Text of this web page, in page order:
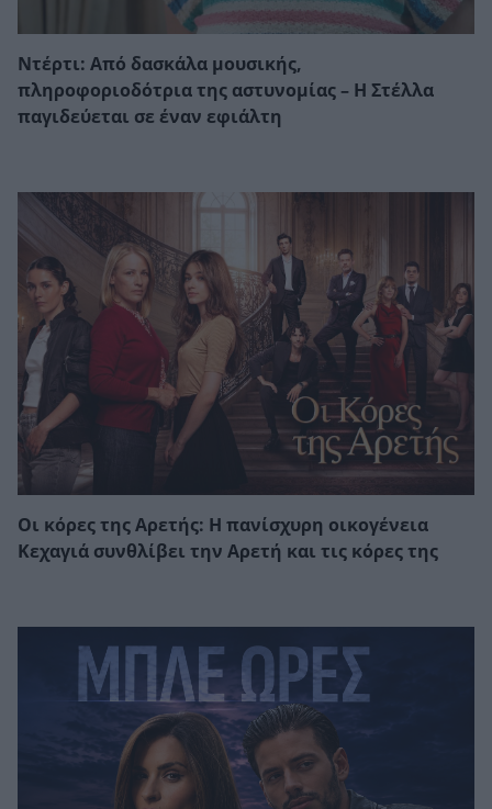
Ντέρτι: Από δασκάλα μουσικής,
πληροφοριοδότρια της αστυνομίας – Η Στέλλα
παγιδεύεται σε έναν εφιάλτη
Οι κόρες της Αρετής: Η πανίσχυρη οικογένεια
Κεχαγιά συνθλίβει την Αρετή και τις κόρες της